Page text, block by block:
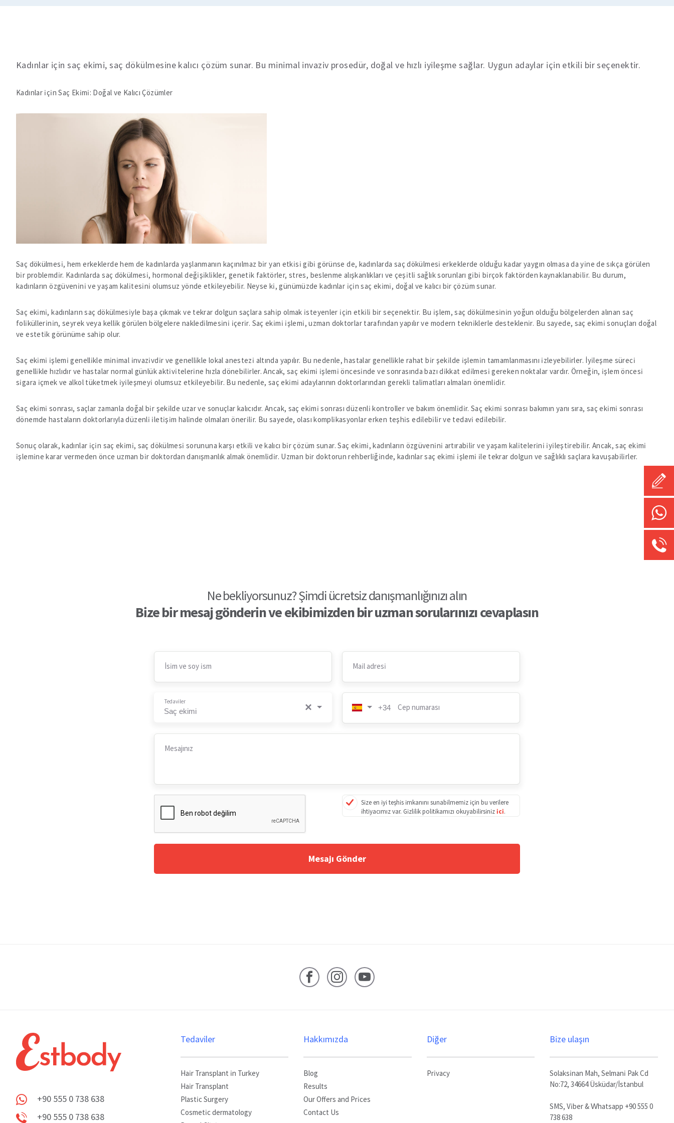
Kadınlar için saç ekimi, saç dökülmesine kalıcı çözüm sunar. Bu minimal invaziv prosedür, doğal ve hızlı iyileşme sağlar. Uygun adaylar için etkili bir seçenektir.
Kadınlar için Saç Ekimi: Doğal ve Kalıcı Çözümler
Saç dökülmesi, hem erkeklerde hem de kadınlarda yaşlanmanın kaçınılmaz bir yan etkisi gibi görünse de, kadınlarda saç dökülmesi erkeklerde olduğu kadar yaygın olmasa da yine de sıkça görülen
bir problemdir. Kadınlarda saç dökülmesi, hormonal değişiklikler, genetik faktörler, stres, beslenme alışkanlıkları ve çeşitli sağlık sorunları gibi birçok faktörden kaynaklanabilir. Bu durum,
kadınların özgüvenini ve yaşam kalitesini olumsuz yönde etkileyebilir. Neyse ki, günümüzde kadınlar için saç ekimi, doğal ve kalıcı bir çözüm sunar.
Saç ekimi, kadınların saç dökülmesiyle başa çıkmak ve tekrar dolgun saçlara sahip olmak isteyenler için etkili bir seçenektir. Bu işlem, saç dökülmesinin yoğun olduğu bölgelerden alınan saç
foliküllerinin, seyrek veya kellik görülen bölgelere nakledilmesini içerir. Saç ekimi işlemi, uzman doktorlar tarafından yapılır ve modern tekniklerle desteklenir. Bu sayede, saç ekimi sonuçları doğal
ve estetik görünüme sahip olur.
Saç ekimi işlemi genellikle minimal invazivdir ve genellikle lokal anestezi altında yapılır. Bu nedenle, hastalar genellikle rahat bir şekilde işlemin tamamlanmasını izleyebilirler. İyileşme süreci
genellikle hızlıdır ve hastalar normal günlük aktivitelerine hızla dönebilirler. Ancak, saç ekimi işlemi öncesinde ve sonrasında bazı dikkat edilmesi gereken noktalar vardır. Örneğin, işlem öncesi
sigara içmek ve alkol tüketmek iyileşmeyi olumsuz etkileyebilir. Bu nedenle, saç ekimi adaylarının doktorlarından gerekli talimatları almaları önemlidir.
Saç ekimi sonrası, saçlar zamanla doğal bir şekilde uzar ve sonuçlar kalıcıdır. Ancak, saç ekimi sonrası düzenli kontroller ve bakım önemlidir. Saç ekimi sonrası bakımın yanı sıra, saç ekimi sonrası
dönemde hastaların doktorlarıyla düzenli iletişim halinde olmaları önerilir. Bu sayede, olası komplikasyonlar erken teşhis edilebilir ve tedavi edilebilir.
Sonuç olarak, kadınlar için saç ekimi, saç dökülmesi sorununa karşı etkili ve kalıcı bir çözüm sunar. Saç ekimi, kadınların özgüvenini artırabilir ve yaşam kalitelerini iyileştirebilir. Ancak, saç ekimi
işlemine karar vermeden önce uzman bir doktordan danışmanlık almak önemlidir. Uzman bir doktorun rehberliğinde, kadınlar saç ekimi işlemi ile tekrar dolgun ve sağlıklı saçlara kavuşabilirler.
Ne bekliyorsunuz? Şimdi ücretsiz danışmanlığınızı alın
Bize bir mesaj gönderin ve ekibimizden bir uzman sorularınızı cevaplasın
İsim ve soy ism Mail adresi
Tedaviler ×
Saç ekimi +34 Cep numarası
Mesajınız
Size en iyi teşhis imkanını sunabilmemiz için bu verilere
ihtiyacımız var. Gizlilik politikamızı okuyabilirsinizici.
FacebookInstagramYouTube
Whatsapp
+90 555 0 738 638
+90 555 0 738 638
Tedaviler
Hair Transplant in Turkey
Hair Transplant
Plastic Surgery
Cosmetic dermatology
Hakkımızda
Blog
Results
Our Offers and Prices
Contact Us
Diğer
Privacy
Bize ulaşın
Solaksinan Mah, Selmani Pak Cd
No:72, 34664 Üsküdar/İstanbul
SMS, Viber & Whatsapp +90 555 0
738 638
Chat